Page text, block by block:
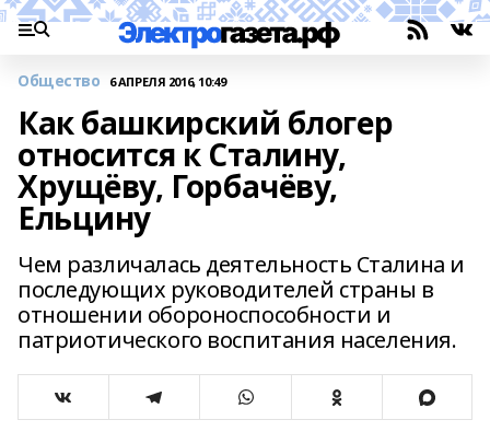
Общество 6 АПРЕЛЯ 2016, 10:49
Как башкирский блогер
относится к Сталину,
Хрущёву, Горбачёву,
Ельцину
Чем различалась деятельность Сталина и
последующих руководителей страны в
отношении обороноспособности и
патриотического воспитания населения.